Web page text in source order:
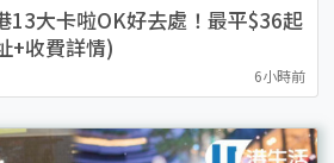
13大卡啦OK好去處！最平$36起
+收費詳情)
6小時前